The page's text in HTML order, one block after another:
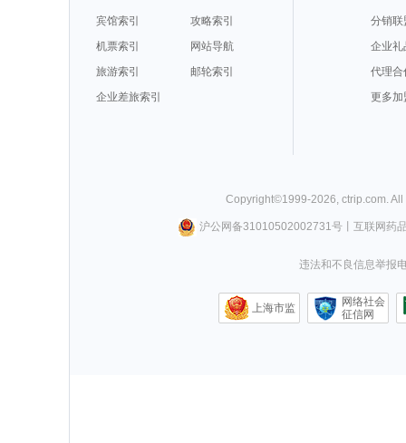
宾馆索引
攻略索引
机票索引
网站导航
旅游索引
邮轮索引
企业差旅索引
分销联
企业礼
代理合
更多加
Copyright©1999-2026 ctrip.com .
沪公网备31010502002731号丨 互联网药
违法和不良信息举报
上海市监
网络社会
征信网